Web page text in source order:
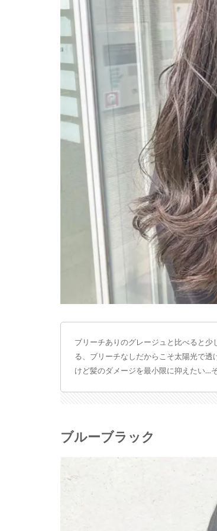
ブリーチありのグレージュと比べると
る、ブリーチなしだからこそ太陽光で
けど髪のダメージを最小限に抑えたい…
ブルーブラック